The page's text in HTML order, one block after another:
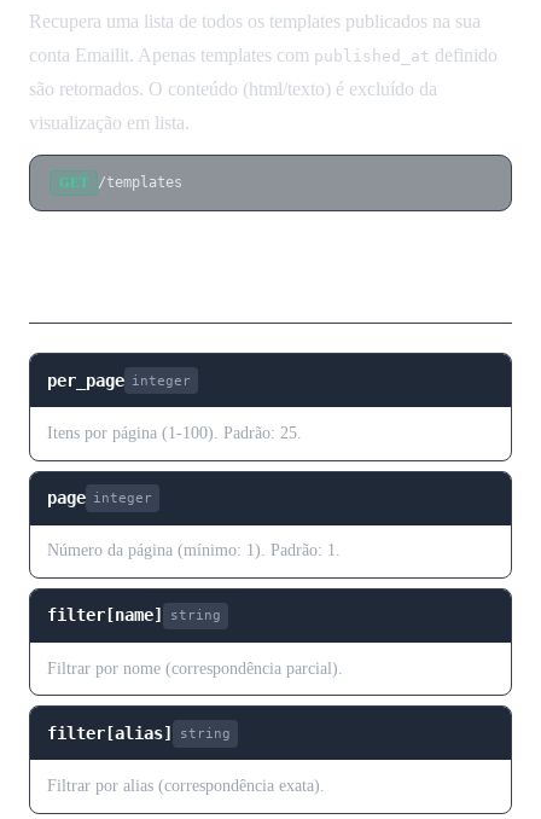
Recupera uma lista de todos os templates publicados na sua
conta Emailit. Apenas templates com published_at definido
são retornados. O conteúdo (html/texto) é excluído da
visualização em lista.
GET /templates
per_page integer
Itens por página (1-100). Padrão: 25.
page integer
Número da página (mínimo: 1). Padrão: 1.
filter[name] string
Filtrar por nome (correspondência parcial).
filter[alias] string
Filtrar por alias (correspondência exata).